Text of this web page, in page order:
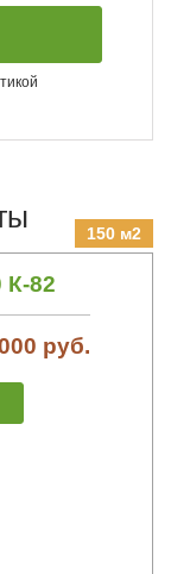
150 м2
К-82
руб.